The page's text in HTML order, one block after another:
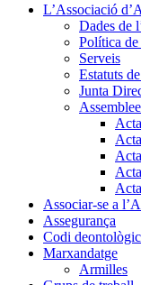
L’Associació
Dades de
Política
Serveis
Estatuts
Junta
Associar-se a
Assegurança
Codi
Marxandatge
Armilles